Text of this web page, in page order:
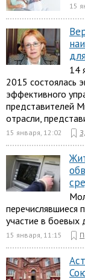
15
14
2015 состоялась
эффективного
представителей
отрасли,
15 января, 12:02
перечислявшиеся
участие в боевых
15 января, 11:15